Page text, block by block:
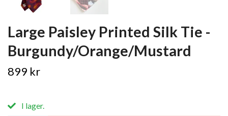
Large Paisley Printed Silk Tie -
Burgundy/Orange/Mustard
899 kr
I lager.